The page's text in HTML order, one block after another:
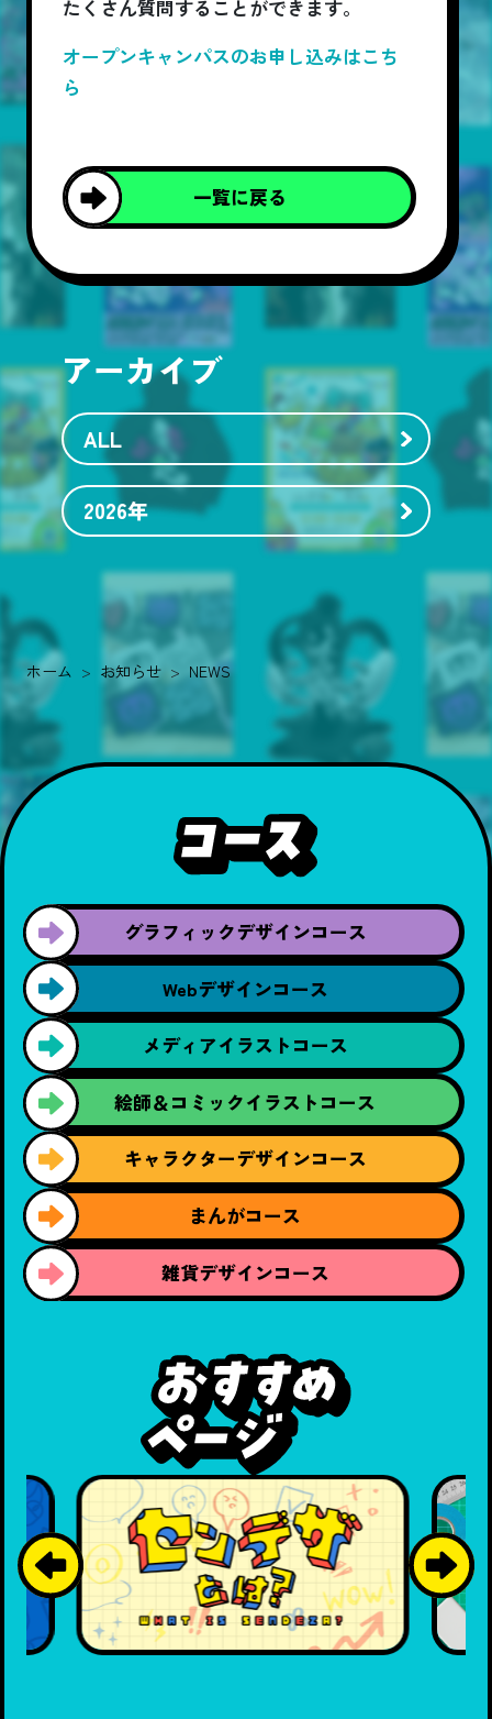
アーカイブ
ALL
2026年
たくさん質問することができます。
オープンキャンパスのお申し込みはこち
ら
一覧に戻る
ホーム お知らせ NEWS
グラフィックデザインコース
Webデザインコース
メディアイラストコース
絵師＆コミックイラストコース
キャラクターデザインコース
まんがコース
雑貨デザインコース